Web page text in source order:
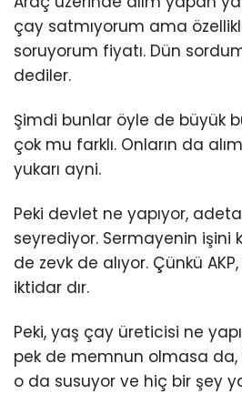
çay satmıyorum ama
soruyorum fiyatı. Dün
dediler.
Şimdi bunlar öyle de büyük
çok mu farklı. Onların da
yukarı ayni.
Peki devlet ne yapıyor,
seyrediyor. Sermayenin işini
de zevk de alıyor. Çünkü
iktidar dır.
Peki, yaş çay üreticisi ne
pek de memnun olmasa
o da susuyor ve hiç bir şey